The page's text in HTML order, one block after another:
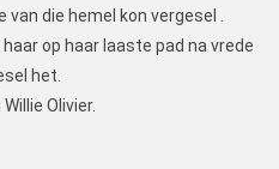
die hemel kon vergesel .
op haar laaste pad na vrede
het.
Olivier.